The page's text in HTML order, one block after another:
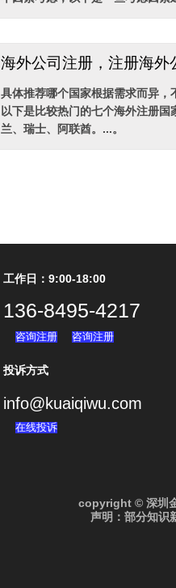
海外公司注册，注册海
具体推荐哪个国家根据需求而异，
以下是比较热门的七个海外注册
兰、瑞士、阿联酋。...。
工作日：9:00-18:00
136-8495-4217
咨询注册 咨询注册
投诉方式
info@kuaiqiwu.com
在线投诉
copyright © 深圳
声明：部分知识